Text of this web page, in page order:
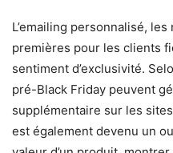
L’emailing personnalisé,
premières pour les clients
sentiment d’exclusivité.
pré-Black Friday peuvent
supplémentaire sur les
est également devenu un